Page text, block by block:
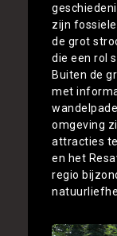
zijn
de grot
die een rol
Buiten de
met
omgeving
attracties
en het
regio